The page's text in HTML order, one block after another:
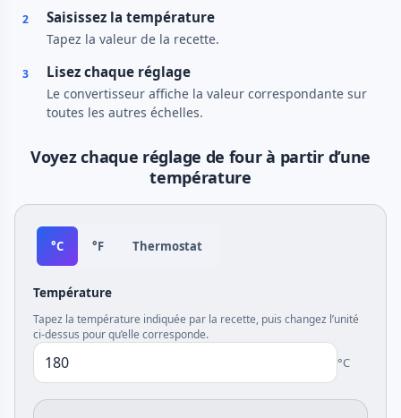
2 Saisissez la température
Tapez la valeur de la recette.
3 Lisez chaque réglage
Le convertisseur affiche la valeur correspondante sur
toutes les autres échelles.
Voyez chaque réglage de four à partir d’une
température
°C °F Thermostat
Température
Tapez la température indiquée par la recette, puis changez l’unité
ci-dessus pour qu’elle corresponde.
°C